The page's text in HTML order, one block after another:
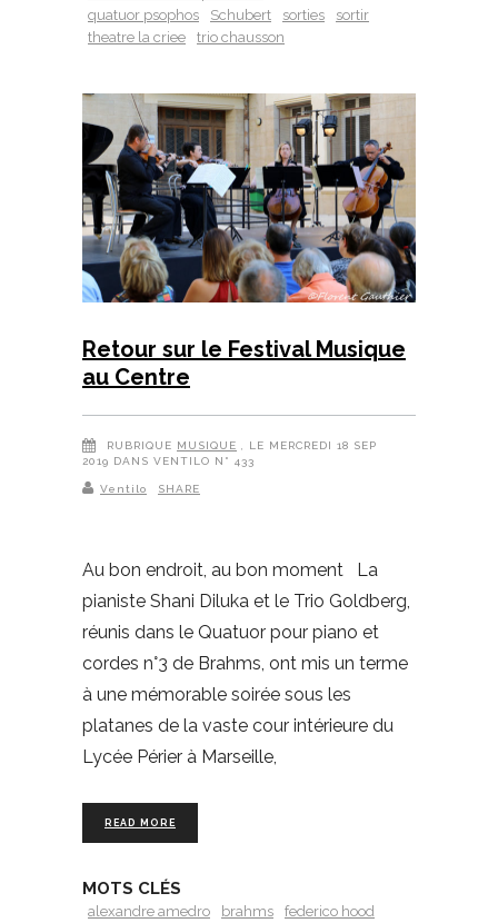
quatuor psophos
Schubert sorties
sortir
theatre la criee
trio chausson
Retour sur le Festival Musique
au Centre
RUBRIQUE MUSIQUE , LE MERCREDI 18 SEP
2019 DANS VENTILO N° 433
Ventilo SHARE
Au bon endroit, au bon moment La
pianiste Shani Diluka et le Trio Goldberg,
réunis dans le Quatuor pour piano et
cordes n°3 de Brahms, ont mis un terme
à une mémorable soirée sous les
platanes de la vaste cour intérieure du
Lycée Périer à Marseille,
READ MORE
MOTS CLÉS
alexandre amedro brahms
federico hood